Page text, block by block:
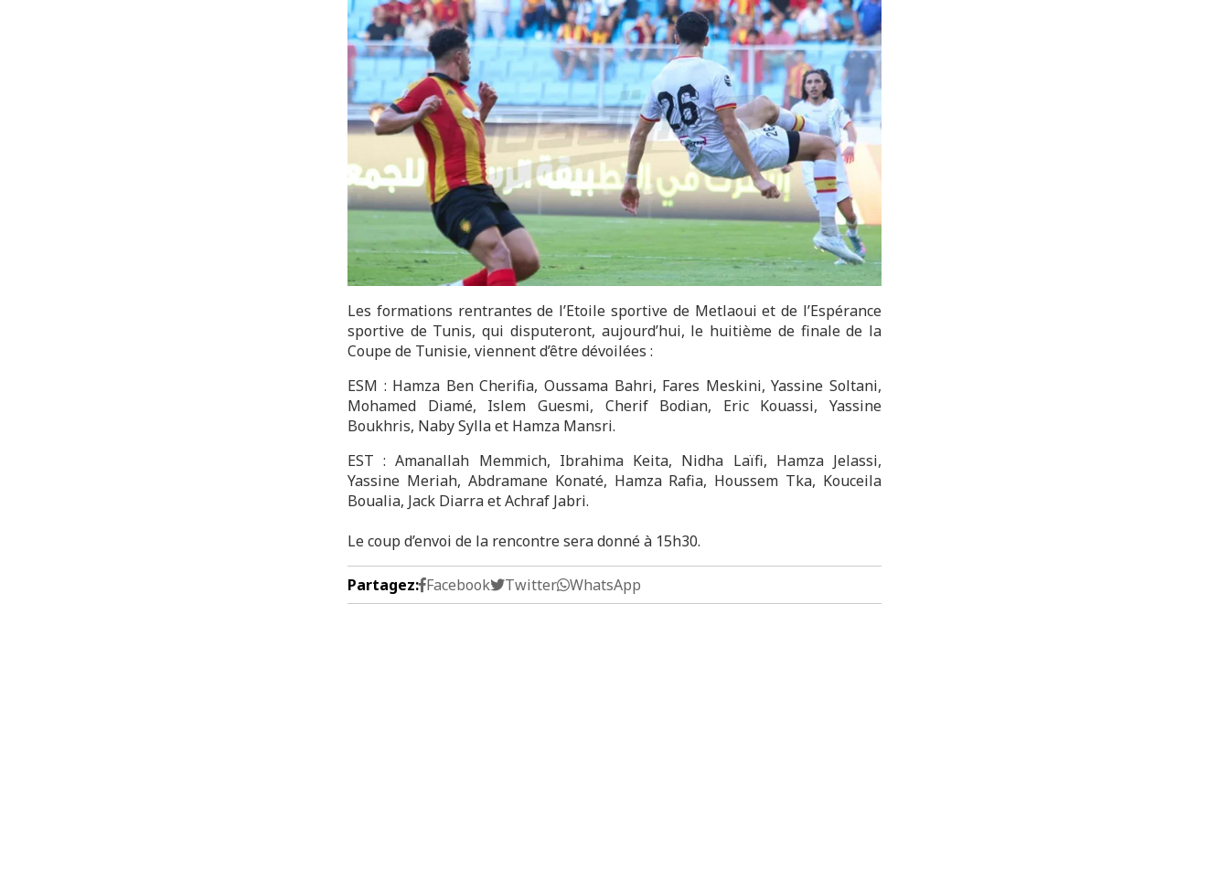
Les formations rentrantes de l’Etoile sportive de Metlaoui et de l’Espérance
sportive de Tunis, qui disputeront, aujourd’hui, le huitième de finale de la
Coupe de Tunisie, viennent d’être dévoilées :
ESM : Hamza Ben Cherifia, Oussama Bahri, Fares Meskini, Yassine Soltani,
Mohamed Diamé, Islem Guesmi, Cherif Bodian, Eric Kouassi, Yassine
Boukhris, Naby Sylla et Hamza Mansri.
EST : Amanallah Memmich, Ibrahima Keita, Nidha Laïfi, Hamza Jelassi,
Yassine Meriah, Abdramane Konaté, Hamza Rafia, Houssem Tka, Kouceila
Boualia, Jack Diarra et Achraf Jabri.
Le coup d’envoi de la rencontre sera donné à 15h30.
Partagez: Facebook Twitter WhatsApp